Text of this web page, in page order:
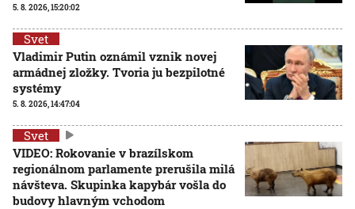
5. 8. 2026, 15:20:02
Svet
Vladimir Putin oznámil vznik novej
armádnej zložky. Tvoria ju bezpilotné
systémy
5. 8. 2026, 14:47:04
Svet
VIDEO: Rokovanie v brazílskom
regionálnom parlamente prerušila milá
návšteva. Skupinka kapybár vošla do
budovy hlavným vchodom